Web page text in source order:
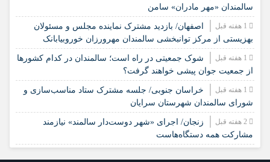
سالمندان «مهر مادران» سامن
اصفهان/ بازدید مشترک نماینده مجلس و مسئولان
بهزیستی از مرکز توانبخشی سالمندان مهرورزان خوروبیابانک
شوک جمعیتی در راه است؛ سالمندان در کدام کشورها
از جمعیت جوان پیشی خواهند گرفت؟
خراسان جنوبی/ جلسه مشترک ستاد مناسب‌سازی و
شورای سالمندان شهرستان سرایان
زنجان/ اجرای «شهر دوست‌دار سالمند» نیازمند
مشارکت همه دستگاه‌هاست